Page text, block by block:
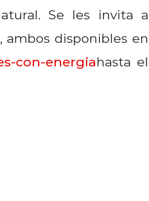
Se les invita a
ambos disponibles en
con-energiahasta el